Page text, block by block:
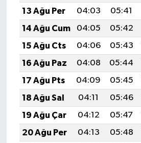
13 Ağu Per
04:03 05:41
14 Ağu Cum
04:05 05:42
15 Ağu Cts
04:06 05:43
16 Ağu Paz
04:08 05:44
17 Ağu Pts
04:09 05:45
18 Ağu Sal
04:11 05:46
19 Ağu Çar
04:12 05:47
20 Ağu Per
04:13 05:48